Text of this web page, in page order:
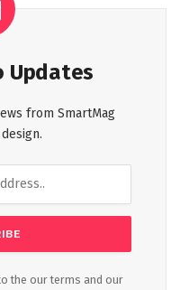
Updates
from SmartMag
the our terms and our